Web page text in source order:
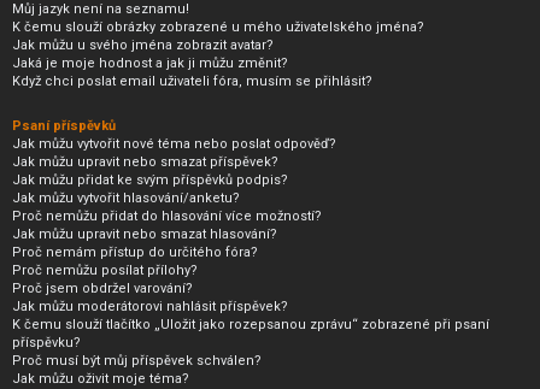
Můj jazyk není na seznamu!
K čemu slouží obrázky zobrazené u mého uživatelského jména?
Jak můžu u svého jména zobrazit avatar?
Jaká je moje hodnost a jak ji můžu změnit?
Když chci poslat email uživateli fóra, musím se přihlásit?
Psaní příspěvků
Jak můžu vytvořit nové téma nebo poslat odpověď?
Jak můžu upravit nebo smazat příspěvek?
Jak můžu přidat ke svým příspěvků podpis?
Jak můžu vytvořit hlasování/anketu?
Proč nemůžu přidat do hlasování více možností?
Jak můžu upravit nebo smazat hlasování?
Proč nemám přístup do určitého fóra?
Proč nemůžu posílat přílohy?
Proč jsem obdržel varování?
Jak můžu moderátorovi nahlásit příspěvek?
K čemu slouží tlačítko „Uložit jako rozepsanou zprávu“ zobrazené při psaní
příspěvku?
Proč musí být můj příspěvek schválen?
Jak můžu oživit moje téma?